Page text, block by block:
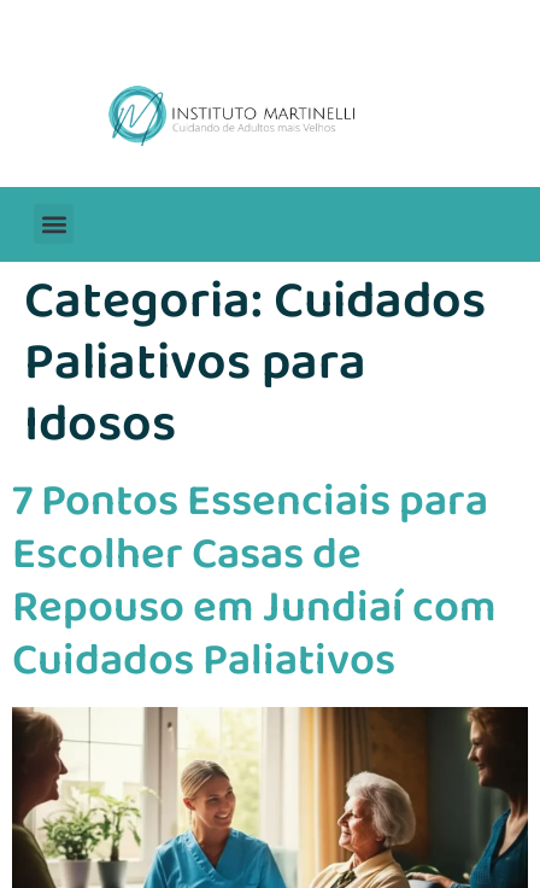
Categoria:Cuidados
Paliativos para
Idosos
7 Pontos Essenciais para
Escolher Casas de
Repouso em Jundiaí com
Cuidados Paliativos